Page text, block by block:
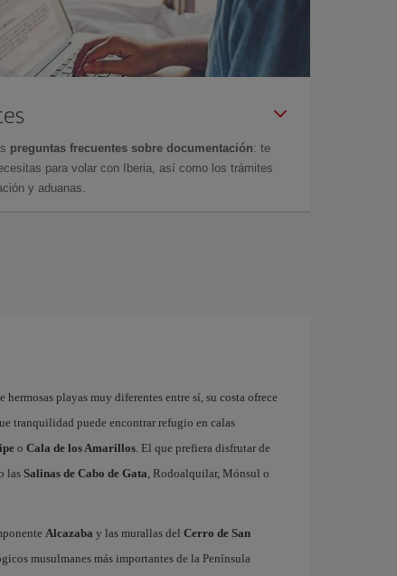
preguntas frecuentes sobre documentación: te
para volar con Iberia, así como los trámites
y aduanas.
hermosas playas muy diferentes entre sí, su costa ofrece
tranquilidad puede encontrar refugio en calas
o Cala de los Amarillos. El que prefiera disfrutar de
las Salinas de Cabo de Gata, Rodoalquilar, Mónsul o
Alcazaba y las murallas del Cerro de San
musulmanes más importantes de la Península